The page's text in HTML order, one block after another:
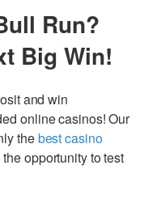
Run?
Big Win!
and win
online casinos! Our
thebest casino
opportunity to test